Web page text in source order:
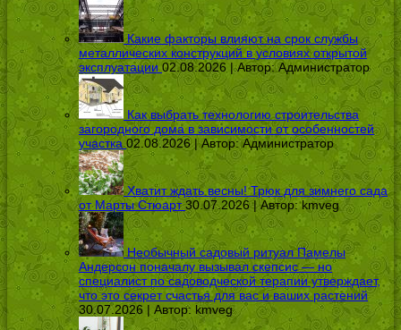
Какие факторы влияют на срок службы
металлических конструкций в условиях открытой
эксплуатации 02.08.2026 | Автор:Администратор
Как выбрать технологию строительства
загородного дома в зависимости от особенностей
участка 02.08.2026 | Автор:Администратор
Хватит ждать весны! Трюк для зимнего сада
от Марты Стюарт 30.07.2026 | Автор:kmveg
Необычный садовый ритуал Памелы
Андерсон поначалу вызывал скепсис — но
специалист по садоводческой терапии утверждает,
что это секрет счастья для вас и ваших растений
30.07.2026 | Автор: kmveg